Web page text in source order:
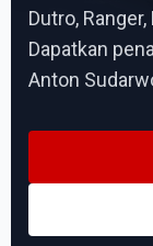
Dutro,
Dapatkan
Anton